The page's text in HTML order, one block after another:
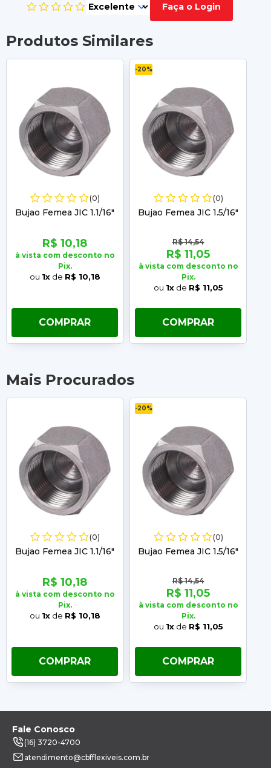
Faça o Login
Produtos Similares
(0)
Bujao Femea JIC 1.1/16"
R$ 10,18
à vista com desconto no
Pix.
ou 1xde R$ 10,18
COMPRAR
-20%
(0)
Bujao Femea JIC 1.5/16"
R$ 14,54
R$ 11,05
à vista com desconto no
Pix.
ou 1xde R$ 11,05
COMPRAR
Mais Procurados
(0)
Bujao Femea JIC 1.1/16"
R$ 10,18
à vista com desconto no
Pix.
ou 1xde R$ 10,18
COMPRAR
-20%
(0)
Bujao Femea JIC 1.5/16"
R$ 14,54
R$ 11,05
à vista com desconto no
Pix.
ou 1xde R$ 11,05
COMPRAR
Fale Conosco
(16) 3720-4700
atendimento@cbfflexiveis.com.br